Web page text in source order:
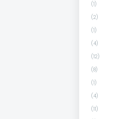
(1)
(2)
(1)
(4)
(12)
(8)
(1)
(4)
(11)